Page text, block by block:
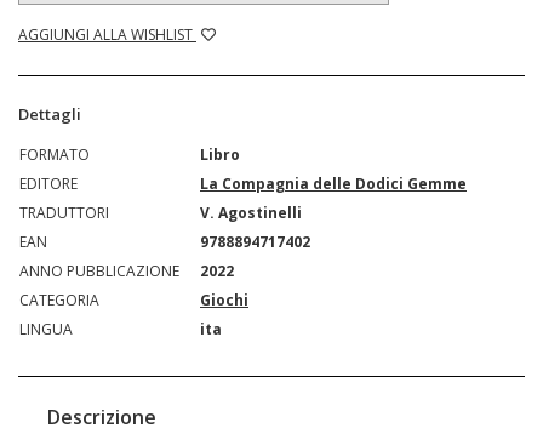
AGGIUNGI ALLA WISHLIST
Dettagli
FORMATO
Libro
EDITORE
La Compagnia delle Dodici Gemme
TRADUTTORI
V. Agostinelli
EAN
9788894717402
ANNO PUBBLICAZIONE
2022
CATEGORIA
Giochi
LINGUA
ita
Descrizione